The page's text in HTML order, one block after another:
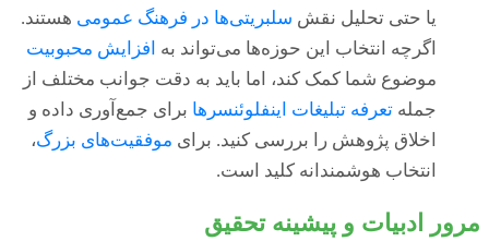
یا حتی تحلیل نقش سلبریتی‌ها در فرهنگ عمومی هستند.
اگرچه انتخاب این حوزه‌ها می‌تواند به افزایش محبوبیت
موضوع شما کمک کند، اما باید به دقت جوانب مختلف از
جمله تعرفه تبلیغات اینفلوئنسرها برای جمع‌آوری داده و
اخلاق پژوهش را بررسی کنید. برای موفقیت‌های بزرگ،
انتخاب هوشمندانه کلید است.
مرور ادبیات و پیشینه تحقیق